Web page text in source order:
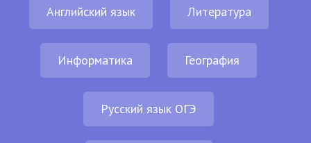
Английский язык Литература
Информатика География
Русский язык ОГЭ